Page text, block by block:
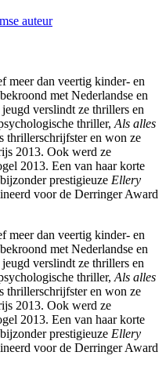
auteur
meer dan veertig kinder- en
met Nederlandse en
verslindt ze thrillers en
thriller, Als alles
thrillerschrijfster en won ze
2013. Ook werd ze
2013. Een van haar korte
prestigieuze Ellery
voor de Derringer Award
meer dan veertig kinder- en
met Nederlandse en
verslindt ze thrillers en
thriller, Als alles
thrillerschrijfster en won ze
2013. Ook werd ze
2013. Een van haar korte
prestigieuze Ellery
voor de Derringer Award